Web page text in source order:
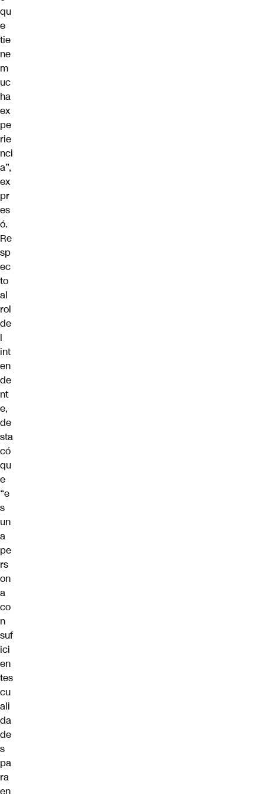
qu
e
tie
ne
m
uc
ha
ex
pe
rie
nci
a”,
ex
pr
es
ó.
Re
sp
ec
to
al
rol
de
l
int
en
de
nt
e,
de
sta
có
qu
e
“e
s
un
a
pe
rs
on
a
co
n
suf
ici
en
tes
cu
ali
da
de
s
pa
ra
en